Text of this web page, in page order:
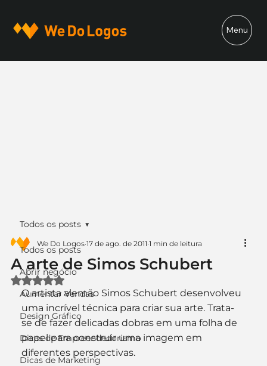
Menu
Todos os posts
Abrir negócio
Aumentar Vendas
Design Gráfico
Dicas de Empreendedorismo
Dicas de Marketing
Todos os posts
A arte de Simos Schubert
We Do Logos 17 de ago. de 2011 1 min de leitura
Avaliado com NaN de 5 estrelas.
O artista alemão Simos Schubert desenvolveu
uma incrível técnica para criar sua arte. Trata-
se de fazer delicadas dobras em uma folha de
papel para construir uma imagem em
diferentes perspectivas.